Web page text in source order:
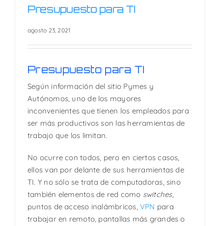
Presupuesto para TI
agosto 23, 2021
Presupuesto para TI
Según información del sitio Pymes y
Autónomos, uno de los mayores
inconvenientes que tienen los empleados para
ser más productivos son las herramientas de
trabajo que los limitan.
No ocurre con todos, pero en ciertos casos,
ellos van por delante de sus herramientas de
TI. Y no sólo se trata de computadoras, sino
también elementos de red como switches,
puntos de acceso inalámbricos, VPN para
trabajar en remoto, pantallas más grandes o